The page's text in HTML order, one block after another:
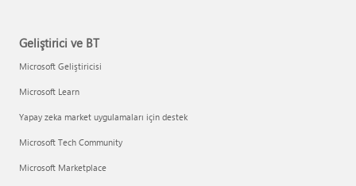
Geliştirici ve BT
Microsoft Geliştiricisi
Microsoft Learn
Yapay zeka market uygulamaları için destek
Microsoft Tech Community
Microsoft Marketplace